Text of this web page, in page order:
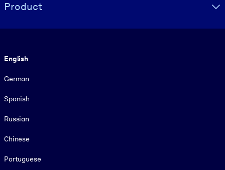
Product
English
German
Spanish
Russian
Chinese
Portuguese